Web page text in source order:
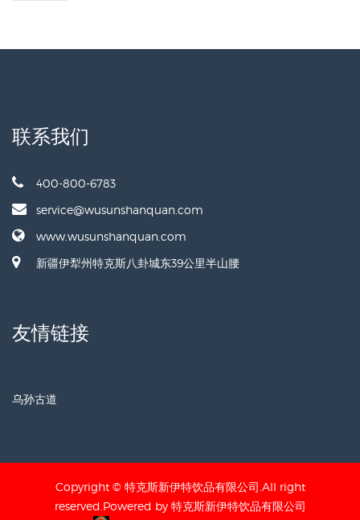
联系我们
400-800-6783
service@wusunshanquan.com
www.wusunshanquan.com
新疆伊犁州特克斯八卦城东39公里半山腰
友情链接
乌孙古道
Copyright © 特克斯新伊特饮品有限公司.All right
reserved.Powered by 特克斯新伊特饮品有限公司